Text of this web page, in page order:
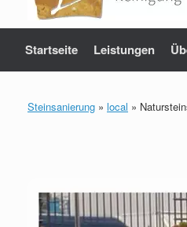
Startseite Leistungen
Steinsanierung » local »